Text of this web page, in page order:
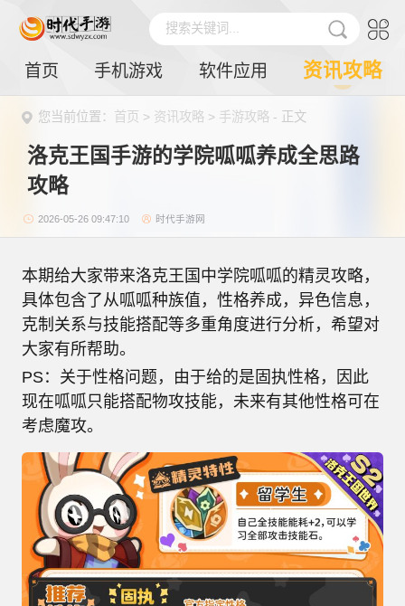
搜索关键词...
首页 手机游戏 软件应用 资讯攻略
您当前位置： 首页 > 资讯攻略 > 手游攻略 - 正文
洛克王国手游的学院呱呱养成全思路
攻略
2026-05-26 09:47:10 时代手游网
本期给大家带来洛克王国中学院呱呱的精灵攻略，
具体包含了从呱呱种族值，性格养成，异色信息，
克制关系与技能搭配等多重角度进行分析，希望对
大家有所帮助。
PS：关于性格问题，由于给的是固执性格，因此
现在呱呱只能搭配物攻技能，未来有其他性格可在
考虑魔攻。